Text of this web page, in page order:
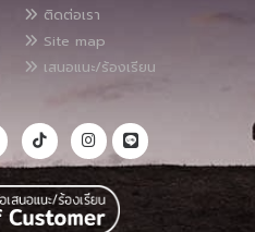
ติดต่อเรา
Site map
เสนอแนะ/ร้องเรียน